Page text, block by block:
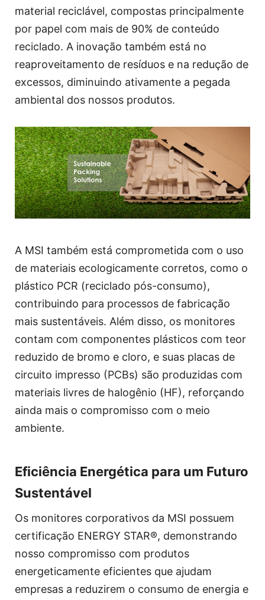
material reciclável, compostas principalmente
por papel com mais de 90% de conteúdo
reciclado. A inovação também está no
reaproveitamento de resíduos e na redução de
excessos, diminuindo ativamente a pegada
ambiental dos nossos produtos.
A MSI também está comprometida com o uso
de materiais ecologicamente corretos, como o
plástico PCR (reciclado pós-consumo),
contribuindo para processos de fabricação
mais sustentáveis. Além disso, os monitores
contam com componentes plásticos com teor
reduzido de bromo e cloro, e suas placas de
circuito impresso (PCBs) são produzidas com
materiais livres de halogênio (HF), reforçando
ainda mais o compromisso com o meio
ambiente.
Eficiência Energética para um Futuro
Sustentável
Os monitores corporativos da MSI possuem
certificação ENERGY STAR®, demonstrando
nosso compromisso com produtos
energeticamente eficientes que ajudam
empresas a reduzirem o consumo de energia e